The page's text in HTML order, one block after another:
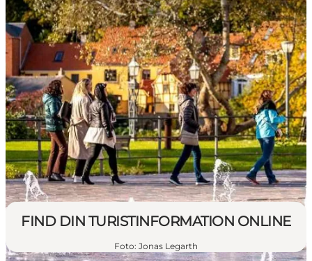
FIND DIN TURISTINFORMATION ONLINE
Foto: Jonas Legarth